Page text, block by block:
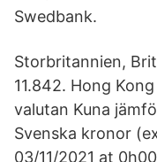
Swedbank.
Storbritannien,
11.842. Hong
valutan Kuna
Svenska kronor
03/11/2021 at